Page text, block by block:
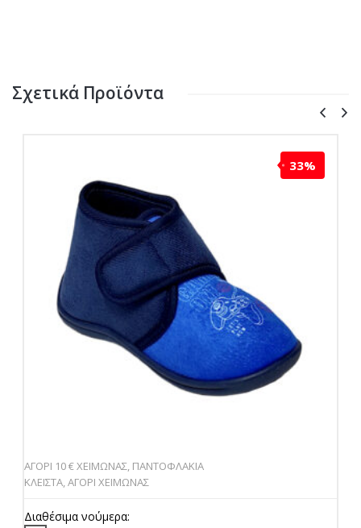
Σχετικά Προϊόντα
33%
ΑΓΟΡΙ 10 € ΧΕΙΜΩΝΑΣ, ΠΑΝΤΟΦΛΑΚΙΑ
ΚΛΕΙΣΤΑ,ΑΓΟΡΙ ΧΕΙΜΩΝΑΣ
Διαθέσιμα νούμερα: